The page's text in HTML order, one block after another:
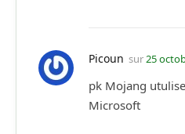
Picoun sur25
pk Mojang
Microsoft